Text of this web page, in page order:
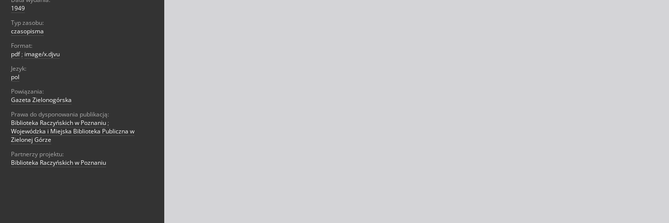
1949
Typ zasobu:
czasopisma
Format:
pdf ; image/x.djvu
Jezyk:
pol
Powiązania:
Gazeta Zielonogórska
Prawa do dysponowania publikacją:
Biblioteka Raczyńskich w Poznaniu ;
Wojewódzka i Miejska Biblioteka Publiczna w
Zielonej Górze
Partnerzy projektu:
Biblioteka Raczyńskich w Poznaniu